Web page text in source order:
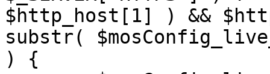
$http_host[1] ) &&
substr(
) {